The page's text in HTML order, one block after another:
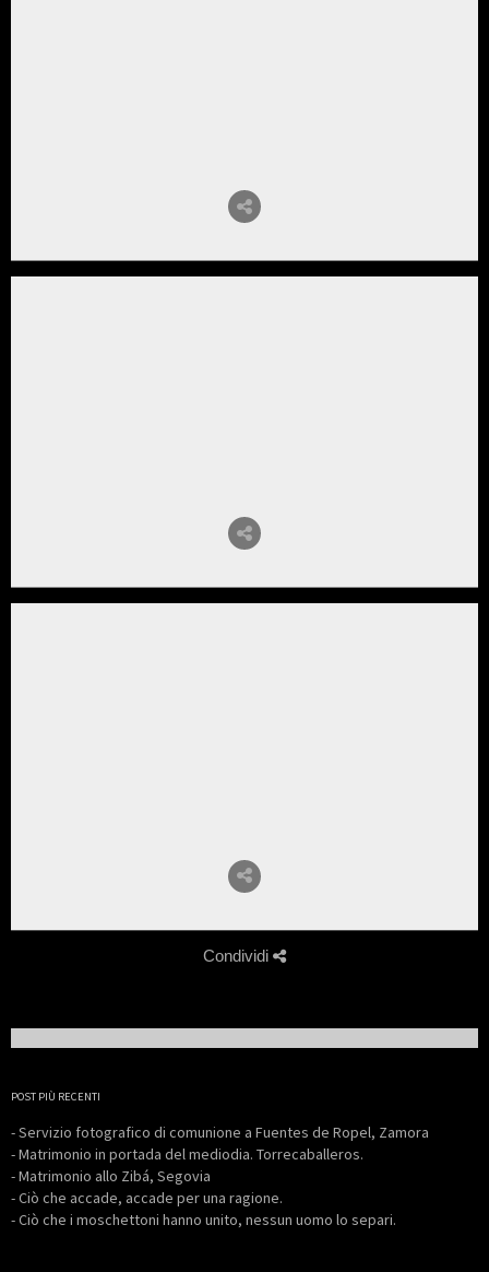
Condividi
POST PIÙ RECENTI
- Servizio fotografico di comunione a Fuentes de Ropel, Zamora
- Matrimonio in portada del mediodia. Torrecaballeros.
- Matrimonio allo Zibá, Segovia
- Ciò che accade, accade per una ragione.
- Ciò che i moschettoni hanno unito, nessun uomo lo separi.